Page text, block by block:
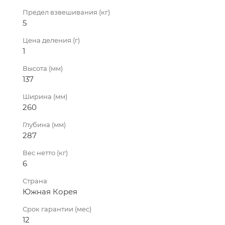
Предел взвешивания (кг)
5
Цена деления (г)
1
Высота (мм)
137
Ширина (мм)
260
Глубина (мм)
287
Вес нетто (кг)
6
Страна
Южная Корея
Срок гарантии (мес)
12